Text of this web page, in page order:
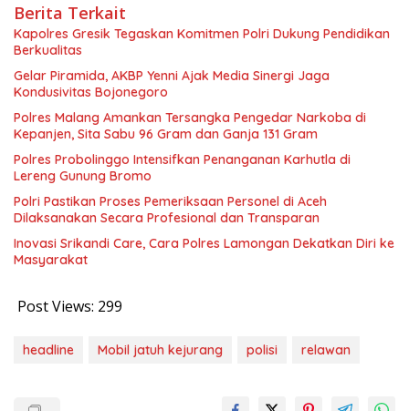
Berita Terkait
Kapolres Gresik Tegaskan Komitmen Polri Dukung Pendidikan
Berkualitas
Gelar Piramida, AKBP Yenni Ajak Media Sinergi Jaga
Kondusivitas Bojonegoro
Polres Malang Amankan Tersangka Pengedar Narkoba di
Kepanjen, Sita Sabu 96 Gram dan Ganja 131 Gram
Polres Probolinggo Intensifkan Penanganan Karhutla di
Lereng Gunung Bromo
Polri Pastikan Proses Pemeriksaan Personel di Aceh
Dilaksanakan Secara Profesional dan Transparan
Inovasi Srikandi Care, Cara Polres Lamongan Dekatkan Diri ke
Masyarakat
Post Views: 299
headline Mobil jatuh kejurang polisi relawan